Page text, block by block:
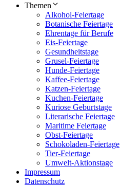
Themen
Alkohol-Feiertage
Botanische Feiertage
Ehrentage für Berufe
Eis-Feiertage
Gesundheitstage
Grusel-Feiertage
Hunde-Feiertage
Kaffee-Feiertage
Katzen-Feiertage
Kuchen-Feiertage
Kuriose Geburtstage
Literarische Feiertage
Maritime Feiertage
Obst-Feiertage
Schokoladen-Feiertage
Tier-Feiertage
Umwelt-Aktionstage
Impressum
Datenschutz